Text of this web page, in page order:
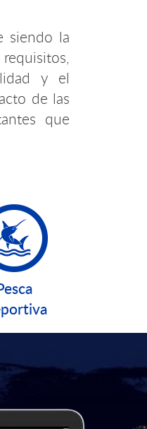
siendo la
y el
de las
que